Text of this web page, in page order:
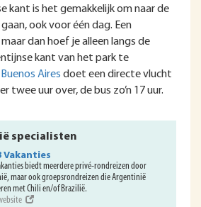
kant is het gemakkelijk om naar de
ook voor één dag. Een
dan hoef je alleen langs de
kant van het park te
Buenos Aires doet een directe vlucht
twee uur over, de bus zo’n 17 uur.
specialisten
Vakanties
biedt meerdere privé-rondreizen door
maar ook groepsrondreizen die Argentinië
met Chili en/of Brazilië.